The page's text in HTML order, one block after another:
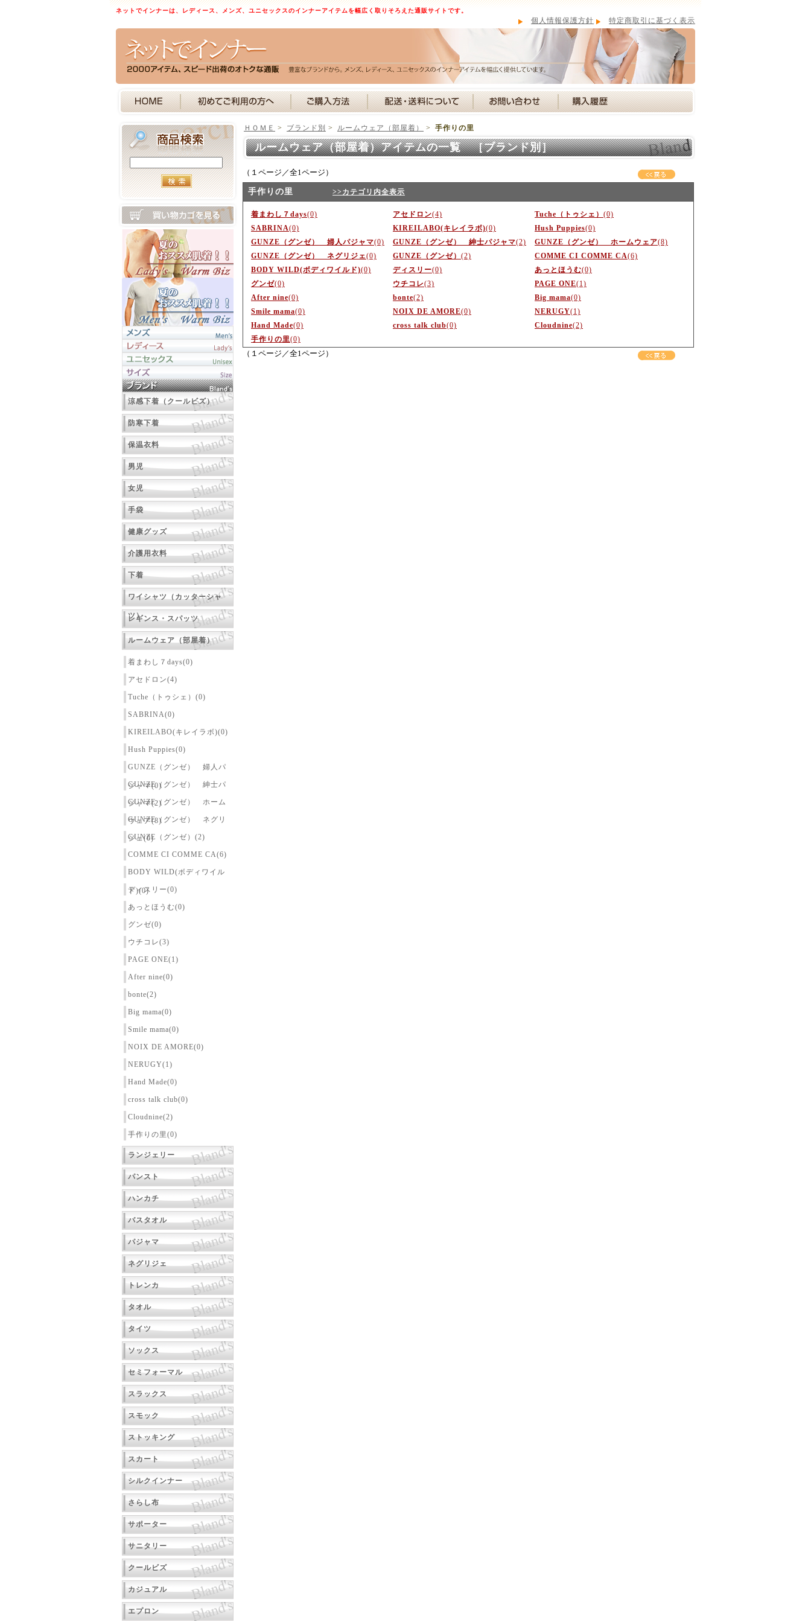
ネットでインナーは、レディース、メンズ、ユニセックスのインナーアイテムを幅広く取りそろえた通販サイトです。
特定商取引に基づく表示
個人情報保護方針
涼感下着（クールビズ）
防寒下着
保温衣料
男児
女児
手袋
健康グッズ
介護用衣料
下着
ワイシャツ（カッターシャ
ツ）
レギンス・スパッツ
ルームウェア（部屋着）
着まわし７days(0)
アセドロン(4)
Tuche（トゥシェ）(0)
SABRINA(0)
KIREILABO(キレイラボ)(0)
Hush Puppies(0)
GUNZE（グンゼ） 婦人パ
ジャマ(0)
GUNZE（グンゼ） 紳士パ
ジャマ(2)
GUNZE（グンゼ） ホーム
ウェア(8)
GUNZE（グンゼ） ネグリ
ジェ(0)
GUNZE（グンゼ）(2)
COMME CI COMME CA(6)
BODY WILD(ボディワイル
ド)(0)
ディスリー(0)
あっとほうむ(0)
グンゼ(0)
ウチコレ(3)
PAGE ONE(1)
After nine(0)
bonte(2)
Big mama(0)
Smile mama(0)
NOIX DE AMORE(0)
NERUGY(1)
Hand Made(0)
cross talk club(0)
Cloudnine(2)
手作りの里(0)
ランジェリー
パンスト
ハンカチ
バスタオル
パジャマ
ネグリジェ
トレンカ
タオル
タイツ
ソックス
セミフォーマル
スラックス
スモック
ストッキング
スカート
シルクインナー
さらし布
サポーター
サニタリー
クールビズ
カジュアル
エプロン
ＨＯＭＥ > ブランド別 > ルームウェア（部屋着） > 手作りの里
ルームウェア（部屋着）アイテムの一覧 ［ブランド別］
（１ページ／全1ページ）
手作りの里 >>カテゴリ内全表示
着まわし７days(0) アセドロン(4) Tuche（トゥシェ） (0)
SABRINA(0) KIREILABO(キレイラボ)(0) Hush Puppies(0)
GUNZE（グンゼ） 婦人パジャマ(0) GUNZE（グンゼ） 紳士パジャマ(2) GUNZE（グンゼ） ホームウェア(8)
GUNZE（グンゼ） ネグリジェ(0) GUNZE（グンゼ） (2) COMME CI COMME CA(6)
BODY WILD(ボディワイルド)(0) ディスリー(0) あっとほうむ(0)
グンゼ(0) ウチコレ(3) PAGE ONE(1)
After nine(0) bonte(2) Big mama(0)
Smile mama(0) NOIX DE AMORE(0) NERUGY(1)
Hand Made(0) cross talk club(0) Cloudnine(2)
手作りの里(0)
（１ページ／全1ページ）